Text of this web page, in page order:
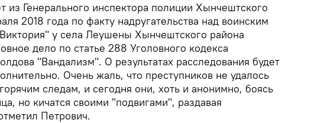
из Генерального инспектора полиции Хынчештского
2018 года по факту надругательства над воинским
у села Леушены Хынчештского района
дело по статье 288 Уголовного кодекса
"Вандализм". О результатах расследования будет
Очень жаль, что преступников не удалось
следам, и сегодня они, хоть и анонимно, боясь
но кичатся своими "подвигами", раздавая
Петрович.